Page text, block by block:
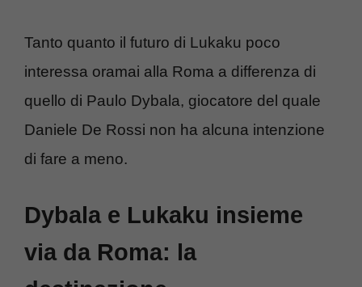
Tanto quanto il futuro di Lukaku poco
interessa oramai alla Roma a differenza di
quello di Paulo Dybala, giocatore del quale
Daniele De Rossi non ha alcuna intenzione
di fare a meno.
Dybala e Lukaku insieme
via da Roma: la